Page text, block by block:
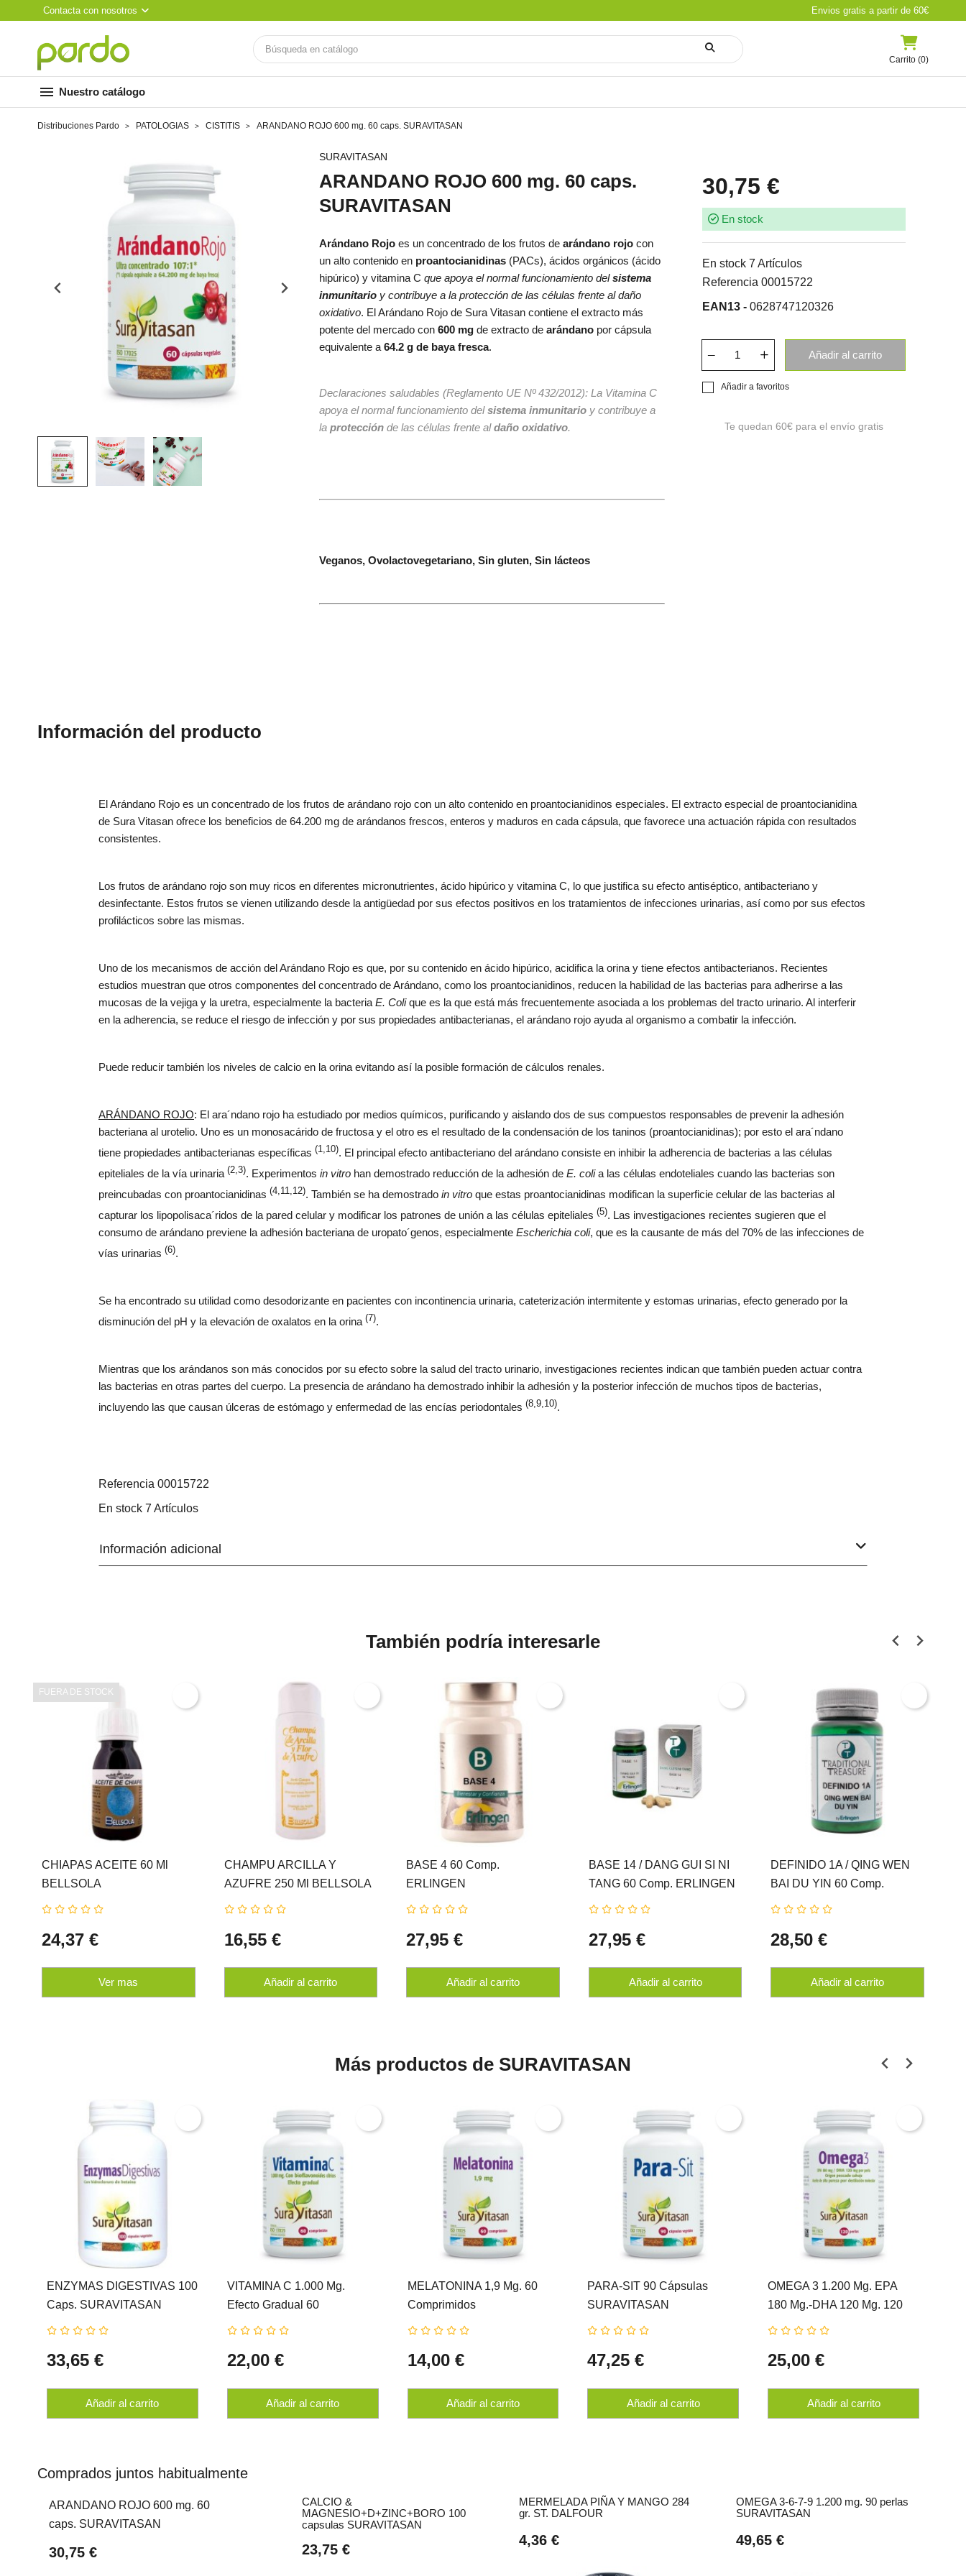
Contacta con nosotros Envios gratis a partir de 60€
Carrito (0)
menu Nuestro catálogo
Distribuciones Pardo PATOLOGIAS CISTITIS ARANDANO ROJO 600 mg. 60 caps. SURAVITASAN
SURAVITASAN
ARANDANO ROJO 600 mg. 60 caps.
SURAVITASAN
Arándano Rojo es un concentrado de los frutos de arándano rojo con
un alto contenido en proantocianidinas (PACs), ácidos orgánicos (ácido
hipúrico) y vitamina C que apoya el normal funcionamiento delsistema
inmunitario y contribuye a la protección de las células frente al daño
oxidativo. El Arándano Rojo de Sura Vitasan contiene el extracto más
potente del mercado con 600 mg de extracto de arándano por cápsula
equivalente a 64.2 g de baya fresca.
Declaraciones saludables (Reglamento UE Nº 432/2012): La Vitamina C
apoya el normal funcionamiento delsistema inmunitario y contribuye a
la protección de las células frente aldaño oxidativo.
Veganos, Ovolactovegetariano, Sin gluten, Sin lácteos
30,75 €
En stock
En stock 7 Artículos
Referencia 00015722
EAN13 - 0628747120326
Añadir al carrito
Añadir a favoritos
Te quedan 60€para el envío gratis
Información del producto
El Arándano Rojo es un concentrado de los frutos de arándano rojo con un alto contenido en proantocianidinos especiales. El extracto especial de proantocianidina
de Sura Vitasan ofrece los beneficios de 64.200 mg de arándanos frescos, enteros y maduros en cada cápsula, que favorece una actuación rápida con resultados
consistentes.
Los frutos de arándano rojo son muy ricos en diferentes micronutrientes, ácido hipúrico y vitamina C, lo que justifica su efecto antiséptico, antibacteriano y
desinfectante. Estos frutos se vienen utilizando desde la antigüedad por sus efectos positivos en los tratamientos de infecciones urinarias, así como por sus efectos
profilácticos sobre las mismas.
Uno de los mecanismos de acción del Arándano Rojo es que, por su contenido en ácido hipúrico, acidifica la orina y tiene efectos antibacterianos. Recientes
estudios muestran que otros componentes del concentrado de Arándano, como los proantocianidinos, reducen la habilidad de las bacterias para adherirse a las
mucosas de la vejiga y la uretra, especialmente la bacteria E. Colique es la que está más frecuentemente asociada a los problemas del tracto urinario. Al interferir
en la adherencia, se reduce el riesgo de infección y por sus propiedades antibacterianas, el arándano rojo ayuda al organismo a combatir la infección.
Puede reducir también los niveles de calcio en la orina evitando así la posible formación de cálculos renales.
ARÁNDANO ROJO: El ara´ndano rojo ha estudiado por medios químicos, purificando y aislando dos de sus compuestos responsables de prevenir la adhesión
bacteriana al urotelio. Uno es un monosacárido de fructosa y el otro es el resultado de la condensación de los taninos (proantocianidinas); por esto el ara´ndano
tiene propiedades antibacterianas específicas (1,10). El principal efecto antibacteriano del arándano consiste en inhibir la adherencia de bacterias a las células
epiteliales de la vía urinaria (2,3). Experimentos in vitro han demostrado reducción de la adhesión de E. colia las células endoteliales cuando las bacterias son
preincubadas con proantocianidinas (4,11,12). También se ha demostrado in vitro que estas proantocianidinas modifican la superficie celular de las bacterias al
capturar los lipopolisaca´ridos de la pared celular y modificar los patrones de unión a las células epiteliales (5). Las investigaciones recientes sugieren que el
consumo de arándano previene la adhesión bacteriana de uropato´genos, especialmente Escherichia coli, que es la causante de más del 70% de las infecciones de
vías urinarias (6).
Se ha encontrado su utilidad como desodorizante en pacientes con incontinencia urinaria, cateterización intermitente y estomas urinarias, efecto generado por la
disminución del pH y la elevación de oxalatos en la orina (7).
Mientras que los arándanos son más conocidos por su efecto sobre la salud del tracto urinario, investigaciones recientes indican que también pueden actuar contra
las bacterias en otras partes del cuerpo. La presencia de arándano ha demostrado inhibir la adhesión y la posterior infección de muchos tipos de bacterias,
incluyendo las que causan úlceras de estómago y enfermedad de las encías periodontales (8,9,10).
Referencia 00015722
En stock 7 Artículos
Información adicional
También podría interesarle
CHIAPAS ACEITE 60 Ml
BELLSOLA
24,37 €
Ver mas
FUERA DE STOCK
CHAMPU ARCILLA Y
AZUFRE 250 Ml BELLSOLA
16,55 €
Añadir al carrito
BASE 4 60 Comp.
ERLINGEN
27,95 €
Añadir al carrito
BASE 14 / DANG GUI SI NI
TANG 60 Comp. ERLINGEN
27,95 €
Añadir al carrito
DEFINIDO 1A / QING WEN
BAI DU YIN 60 Comp.
ERLINGEN
28,50 €
Añadir al carrito
Más productos de SURAVITASAN
ENZYMAS DIGESTIVAS 100
Caps. SURAVITASAN
33,65 €
Añadir al carrito
VITAMINA C 1.000 Mg.
Efecto Gradual 60
Comprimidos
22,00 €
Añadir al carrito
MELATONINA 1,9 Mg. 60
Comprimidos
SURAVITASAN
14,00 €
Añadir al carrito
PARA-SIT 90 Cápsulas
SURAVITASAN
47,25 €
Añadir al carrito
OMEGA 3 1.200 Mg. EPA
180 Mg.-DHA 120 Mg. 120
Perl. SURAVITASAN
25,00 €
Añadir al carrito
Comprados juntos habitualmente
ARANDANO ROJO 600 mg. 60
caps. SURAVITASAN
30,75 €
CALCIO &
MAGNESIO+D+ZINC+BORO 100
capsulas SURAVITASAN
23,75 €
MERMELADA PIÑA Y MANGO 284
gr. ST. DALFOUR
4,36 €
OMEGA 3-6-7-9 1.200 mg. 90 perlas
SURAVITASAN
49,65 €